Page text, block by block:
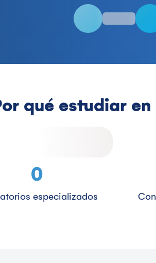
qué estudiar
0
especializados